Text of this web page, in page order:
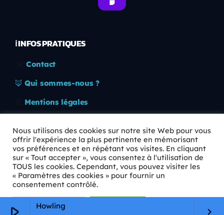
Howling
keyboard_arrow_right
ℹ️ INFOS PRATIQUES
Contact
🦊 Qui sommes-nous ?
Mentions légales
🛡️ RGPD
Copyright © 2026 Animkids. Tous droits réservés.
Nous utilisons des cookies sur notre site Web pour vous
offrir l'expérience la plus pertinente en mémorisant
vos préférences et en répétant vos visites. En cliquant
sur « Tout accepter », vous consentez à l'utilisation de
TOUS les cookies. Cependant, vous pouvez visiter les
« Paramètres des cookies » pour fournir un
consentement contrôlé.
Paramètres Cookie